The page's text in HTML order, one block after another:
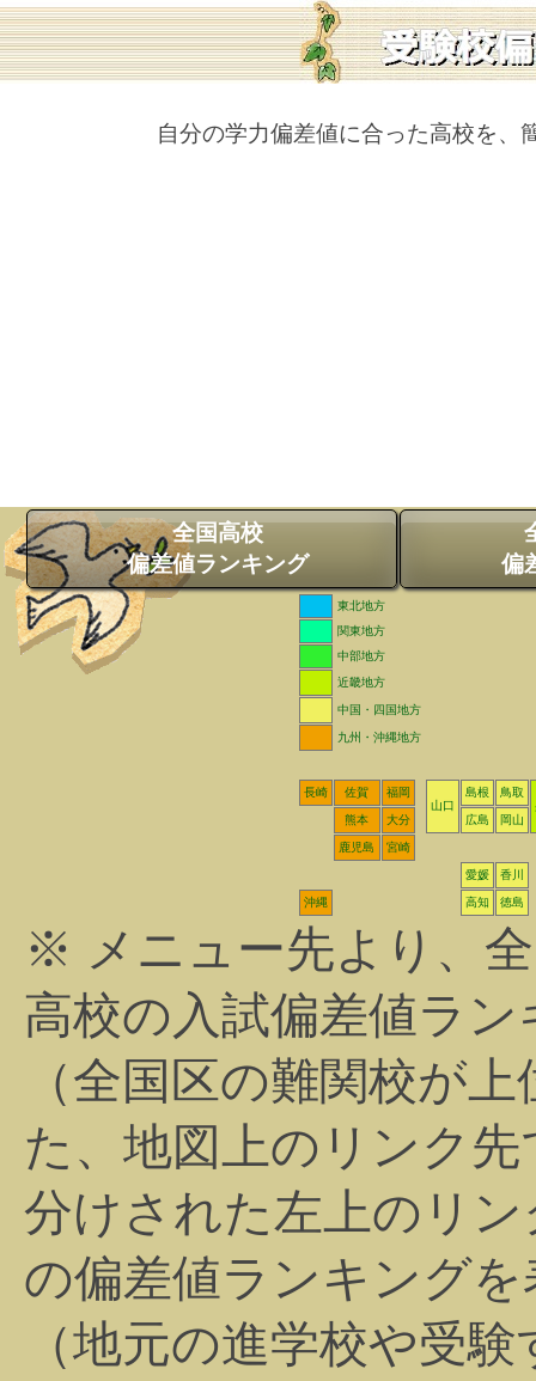
自分の学力偏差値に合った高校を、
全国高校
偏差値ランキング
偏
東北地方
関東地方
中部地方
近畿地方
中国・四国地方
九州・沖縄地方
長崎 佐賀
福岡
山口
島根
鳥取
熊本
大分 広島 岡山
鹿児島 宮崎
愛媛 香川
沖縄 高知 徳島
※ メニュー先より、
高校の入試偏差値ラ
（全国区の難関校が
た、地図上のリンク
分けされた左上のリ
の偏差値ランキング
（地元の進学校や受